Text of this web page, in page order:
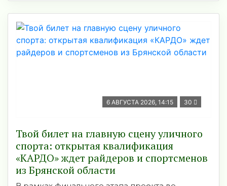
6 АВГУСТА 2026, 14:15 30
Твой билет на главную сцену уличного
спорта: открытая квалификация
«КАРДО» ждет райдеров и спортсменов
из Брянской области